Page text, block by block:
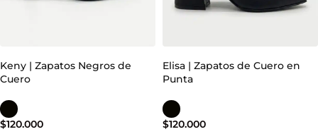
Keny | Zapatos Negros de
Cuero
$120.000
Elisa | Zapatos de Cuero en
Punta
$120.000